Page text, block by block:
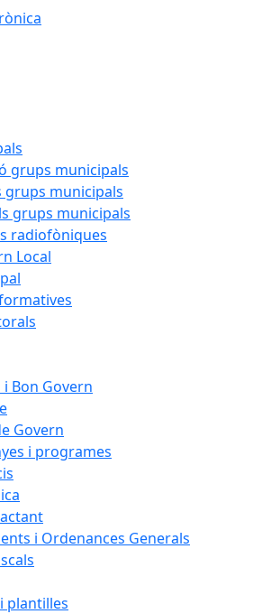
grups municipals
grups municipals
grups municipals
radiofòniques
Local
Bon Govern
Govern
i programes
i Ordenances Generals
plantilles